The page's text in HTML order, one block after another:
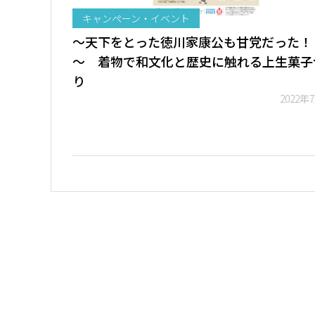
キャンペーン・イベント
～天下をとった徳川家康公も甘党だった！
～ 着物で和文化と歴史に触れる上生菓子
り
2022年